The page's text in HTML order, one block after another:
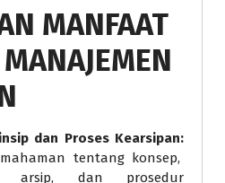
MANFAAT
dan Proses Kearsipan:
tentang konsep,
arsip, dan prosedur